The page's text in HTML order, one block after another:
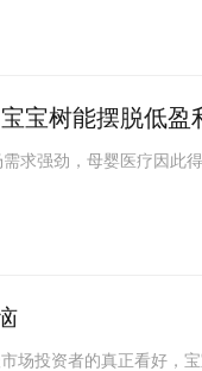
宝树能摆脱低盈
求强劲，母婴医疗因此
场投资者的真正看好，